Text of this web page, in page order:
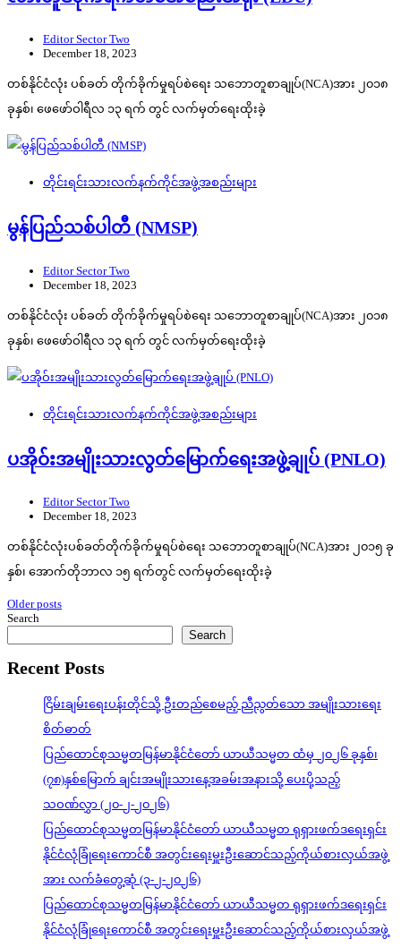
Editor Sector Two
December 18, 2023
တစ်နိုင်ငံလုံး ပစ်ခတ် တိုက်ခိုက်မှုရပ်စဲရေး သဘောတူစာချုပ်(NCA)အား ၂၀၁၈
ခုနှစ်၊ ဖေဖော်ဝါရီလ ၁၃ ရက် တွင် လက်မှတ်ရေးထိုးခဲ့
တိုင်းရင်းသားလက်နက်ကိုင်အဖွဲ့အစည်းများ
မွန်ပြည်သစ်ပါတီ (NMSP)
Editor Sector Two
December 18, 2023
တစ်နိုင်ငံလုံး ပစ်ခတ် တိုက်ခိုက်မှုရပ်စဲရေး သဘောတူစာချုပ်(NCA)အား ၂၀၁၈
ခုနှစ်၊ ဖေဖော်ဝါရီလ ၁၃ ရက် တွင် လက်မှတ်ရေးထိုးခဲ့
တိုင်းရင်းသားလက်နက်ကိုင်အဖွဲ့အစည်းများ
ပအိုဝ်းအမျိုးသားလွတ်မြောက်ရေးအဖွဲ့ချုပ် (PNLO)
Editor Sector Two
December 18, 2023
တစ်နိုင်ငံလုံးပစ်ခတ်တိုက်ခိုက်မှုရပ်စဲရေး သဘောတူစာချုပ်(NCA)အား ၂၀၁၅ ခု
နှစ်၊ အောက်တိုဘာလ ၁၅ ရက်တွင် လက်မှတ်ရေးထိုးခဲ့
Posts
navigation
Older posts
Search
Search
Recent Posts
ငြိမ်းချမ်းရေးပန်းတိုင်သို့ ဦးတည်စေမည့် ညီညွတ်သော အမျိုးသားရေး
စိတ်ဓာတ်
ပြည်ထောင်စုသမ္မတမြန်မာနိုင်ငံတော် ယာယီသမ္မတ ထံမှ ၂၀၂၆ ခုနှစ်၊
(၇၈)နှစ်မြောက် ချင်းအမျိုးသားနေ့အခမ်းအနားသို့ ပေးပို့သည့်
သဝဏ်လွှာ (၂၀-၂-၂၀၂၆)
ပြည်ထောင်စုသမ္မတမြန်မာနိုင်ငံတော် ယာယီသမ္မတ ရုရှားဖက်ဒရေးရှင်း
နိုင်ငံလုံခြုံရေးကောင်စီ အတွင်းရေးမှူးဦးဆောင်သည့်ကိုယ်စားလှယ်အဖွဲ့
အား လက်ခံတွေ့ဆုံ (၃-၂-၂၀၂၆)
ပြည်ထောင်စုသမ္မတမြန်မာနိုင်ငံတော် ယာယီသမ္မတ ရုရှားဖက်ဒရေးရှင်း
နိုင်ငံလုံခြုံရေးကောင်စီ အတွင်းရေးမှူးဦးဆောင်သည့်ကိုယ်စားလှယ်အဖွဲ့